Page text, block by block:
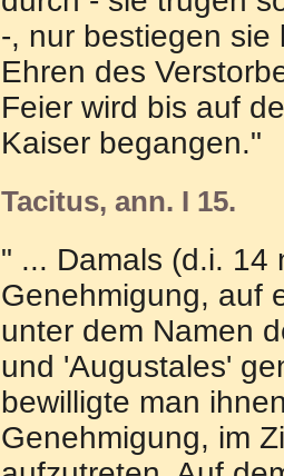
-, nur bestiegen sie
Ehren des
Feier wird bis auf
Kaiser begangen."
Tacitus, ann. I 15.
" ... Damals (d.i. 14
Genehmigung, auf
unter dem Namen
und 'Augustales'
bewilligte man
Genehmigung, im